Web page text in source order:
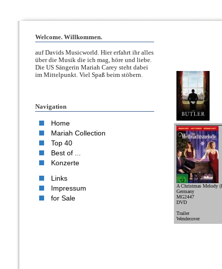
Welcome. Willkommen.
auf Davids Musicworld. Hier erfahrt ihr alles
über die Musik die ich mag, höre und liebe.
Die US Sängerin Mariah Carey steht dabei
im Mittelpunkt. Viel Spaß beim stöbern.
Navigation
Home
Mariah Collection
Top 40
Best of ...
Konzerte
Links
Impressum
for Sale
A Christmas Melody (
Germany
MG2447
DVD
Trailer
Wendecover